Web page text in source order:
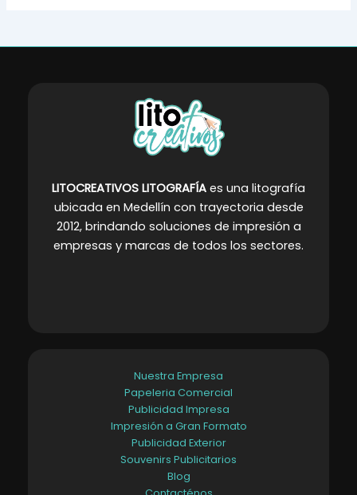
LITOCREATIVOS LITOGRAFÍA es una litografía
ubicada en Medellín con trayectoria desde
2012, brindando soluciones de impresión a
empresas y marcas de todos los sectores.
Nuestra Empresa
Papeleria Comercial
Publicidad Impresa
Impresión a Gran Formato
Publicidad Exterior
Souvenirs Publicitarios
Blog